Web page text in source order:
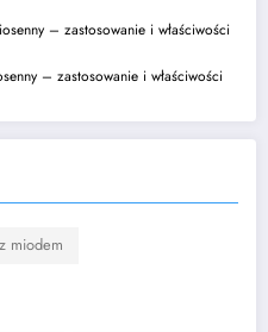
– zastosowanie i właściwości
– zastosowanie i właściwości
miodem